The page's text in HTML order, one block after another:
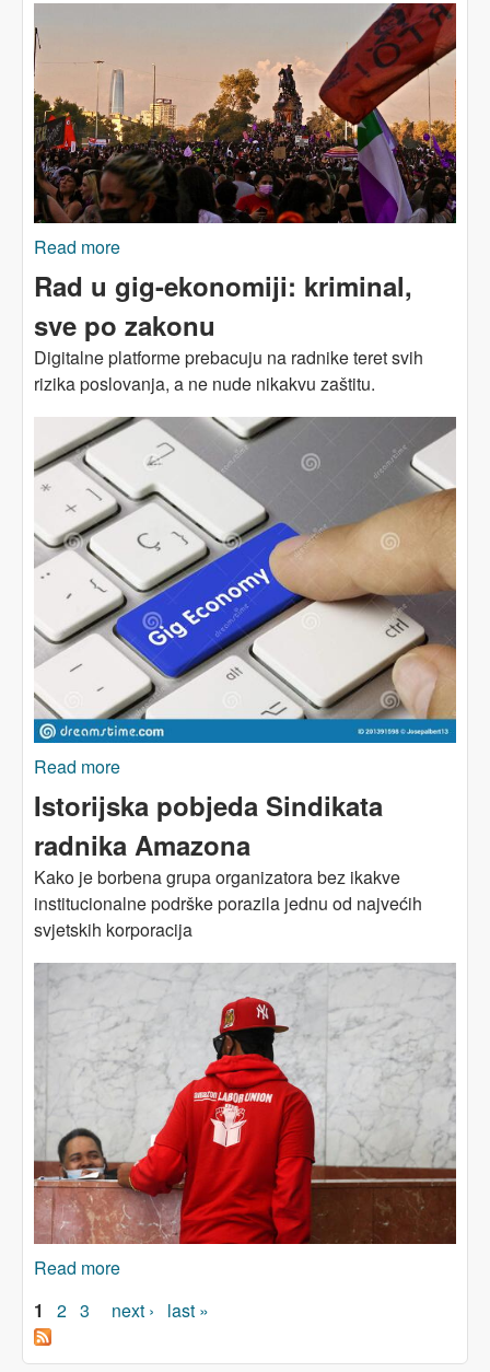
Read more
radništvo
Rad u gig-ekonomiji: kriminal,
sve po zakonu
Digitalne platforme prebacuju na radnike teret svih
rizika poslovanja, a ne nude nikakvu zaštitu.
Read more
zakonu
Istorijska pobjeda Sindikata
radnika Amazona
Kako je borbena grupa organizatora bez ikakve
institucionalne podrške porazila jednu od najvećih
svjetskih korporacija
Read more
Pages
1 2 3 next › last »